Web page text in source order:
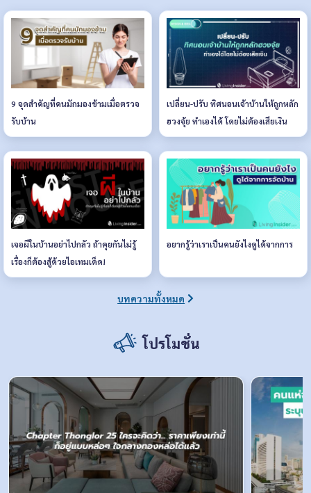
9 จุดสำคัญที่คนมักมองข้ามเมื่อตรวจ
รับบ้าน
เปลี่ยน-ปรับ ทิศนอนเจ้าบ้านให้ถูกหลัก
ฮวงจุ้ย ทำเองได้ โดยไม่ต้องเสียเงิน
เจอผีในบ้านอย่าไปกลัว ถ้าคุยกันไม่รู้
เรื่องก็ต้องสู้ด้วยไอเทมเด็ด!
อยากรู้ว่าเราเป็นคนยังไงดูได้จากการ
บทความทั้งหมด
โปรโมชั่น